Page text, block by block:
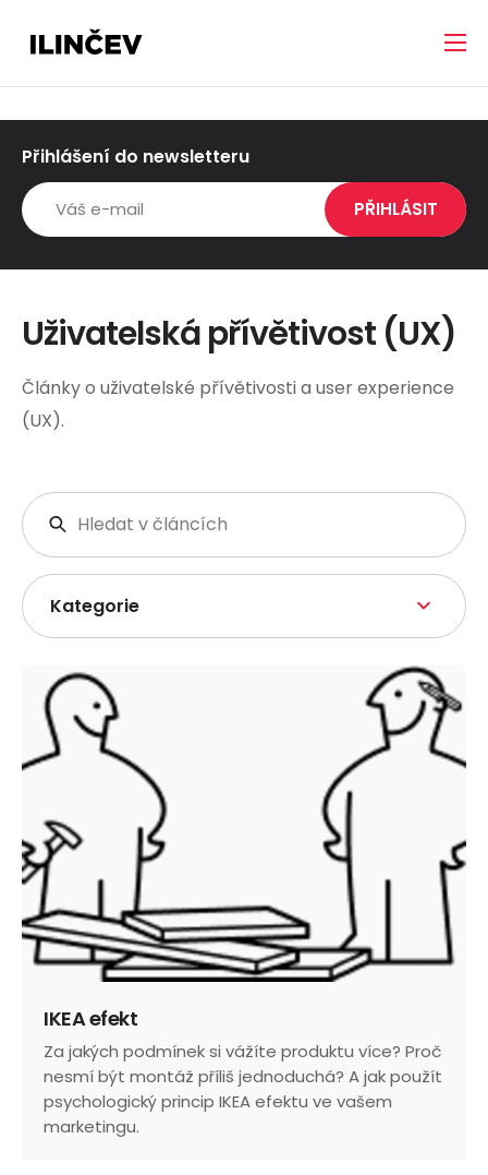
Přihlášení do newsletteru
Uživatelská přívětivost (UX)
Články o uživatelské přívětivosti a user experience
(UX).
IKEA efekt
Za jakých podmínek si vážíte produktu více? Proč
nesmí být montáž příliš jednoduchá? A jak použít
psychologický princip IKEA efektu ve vašem
marketingu.
Kategorie